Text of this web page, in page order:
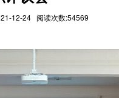
12-24 阅读次数:54569